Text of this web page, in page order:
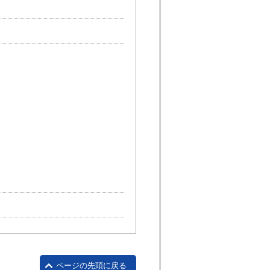
ページの先頭に戻る